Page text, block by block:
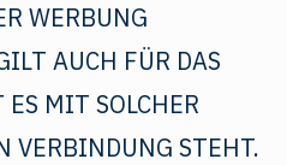
WERBUNG
AUCH FÜR DAS
MIT SOLCHER
VERBINDUNG STEHT.